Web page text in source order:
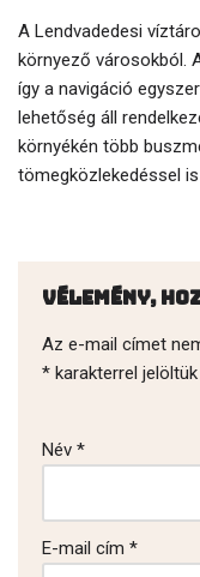
A Lendvadedesi
környező városokból.
így a navigáció
lehetőség áll
környékén több
tömegközlekedéssel
Vélemény,
Az e-mail címet
* karakterrel jelöltük
Név *
E-mail cím *